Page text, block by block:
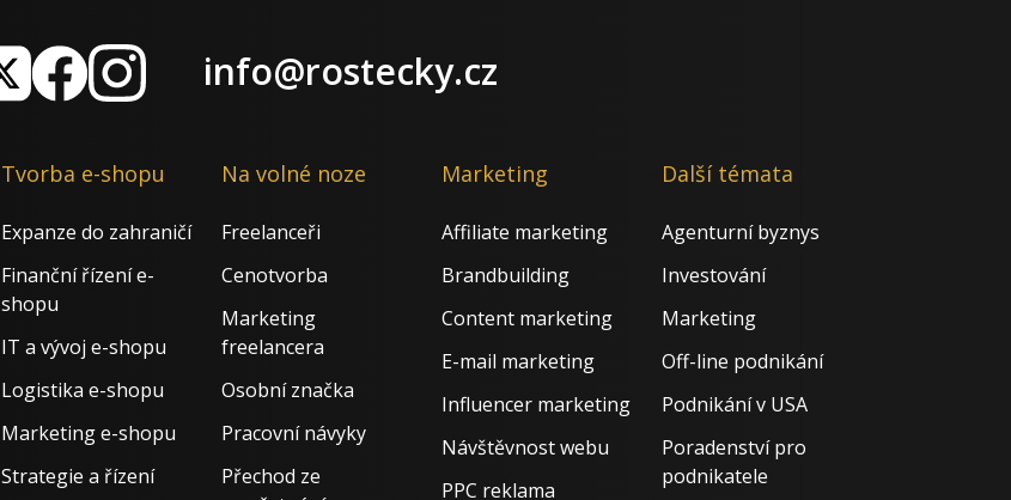
info@rostecky.cz
Tvorba e-shopu
Expanze do zahraničí
Finanční řízení e-
shopu
IT a vývoj e-shopu
Logistika e-shopu
Marketing e-shopu
Strategie a řízení
Na volné noze
Freelanceři
Cenotvorba
Marketing
freelancera
Osobní značka
Pracovní návyky
Přechod ze
Marketing
Affiliate marketing
Brandbuilding
Content marketing
E-mail marketing
Influencer marketing
Návštěvnost webu
PPC reklama
Další témata
Agenturní byznys
Investování
Marketing
Off-line podnikání
Podnikání v USA
Poradenství pro
podnikatele